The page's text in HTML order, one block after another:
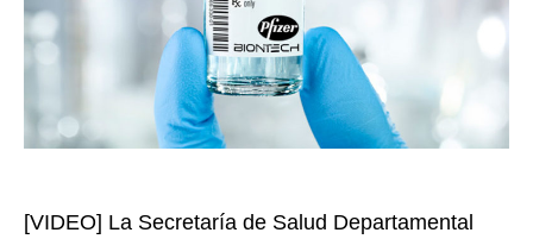
por
de
[VIDEO] La Secretaría de Salud Departamental